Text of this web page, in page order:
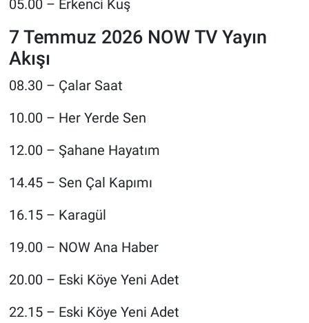
05.00 – Erkenci Kuş
7 Temmuz 2026 NOW TV Yayın
Akışı
08.30 – Çalar Saat
10.00 – Her Yerde Sen
12.00 – Şahane Hayatım
14.45 – Sen Çal Kapımı
16.15 – Karagül
19.00 – NOW Ana Haber
20.00 – Eski Köye Yeni Adet
22.15 – Eski Köye Yeni Adet